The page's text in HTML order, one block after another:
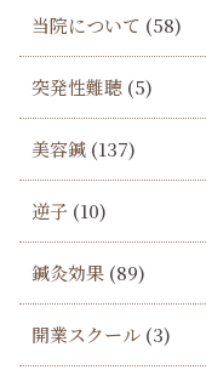
当院について (58)
突発性難聴 (5)
美容鍼 (137)
逆子 (10)
鍼灸効果 (89)
開業スクール (3)